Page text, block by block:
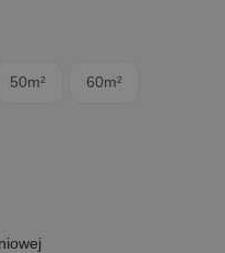
50m² 60m²
trójwymiarowy wygląd